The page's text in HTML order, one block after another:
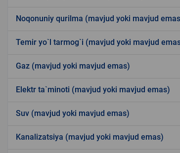
Noqonuniy qurilma (mavjud yoki mavjud
Temir yo`l tarmog`i (mavjud yoki mavjud
Gaz (mavjud yoki mavjud emas)
Elektr ta`minoti (mavjud yoki mavjud emas)
Suv (mavjud yoki mavjud emas)
Kanalizatsiya (mavjud yoki mavjud emas)